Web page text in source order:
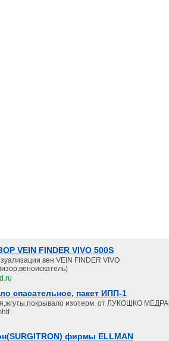
VEIN FINDER VIVO 500S
вен VEIN FINDER VIVO
спасательное, пакет ИПП-1
изотерм. от ЛУКОШКО
фирмы ELLMAN